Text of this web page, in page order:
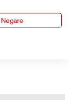
e
alle aziende di
la loro
Negare